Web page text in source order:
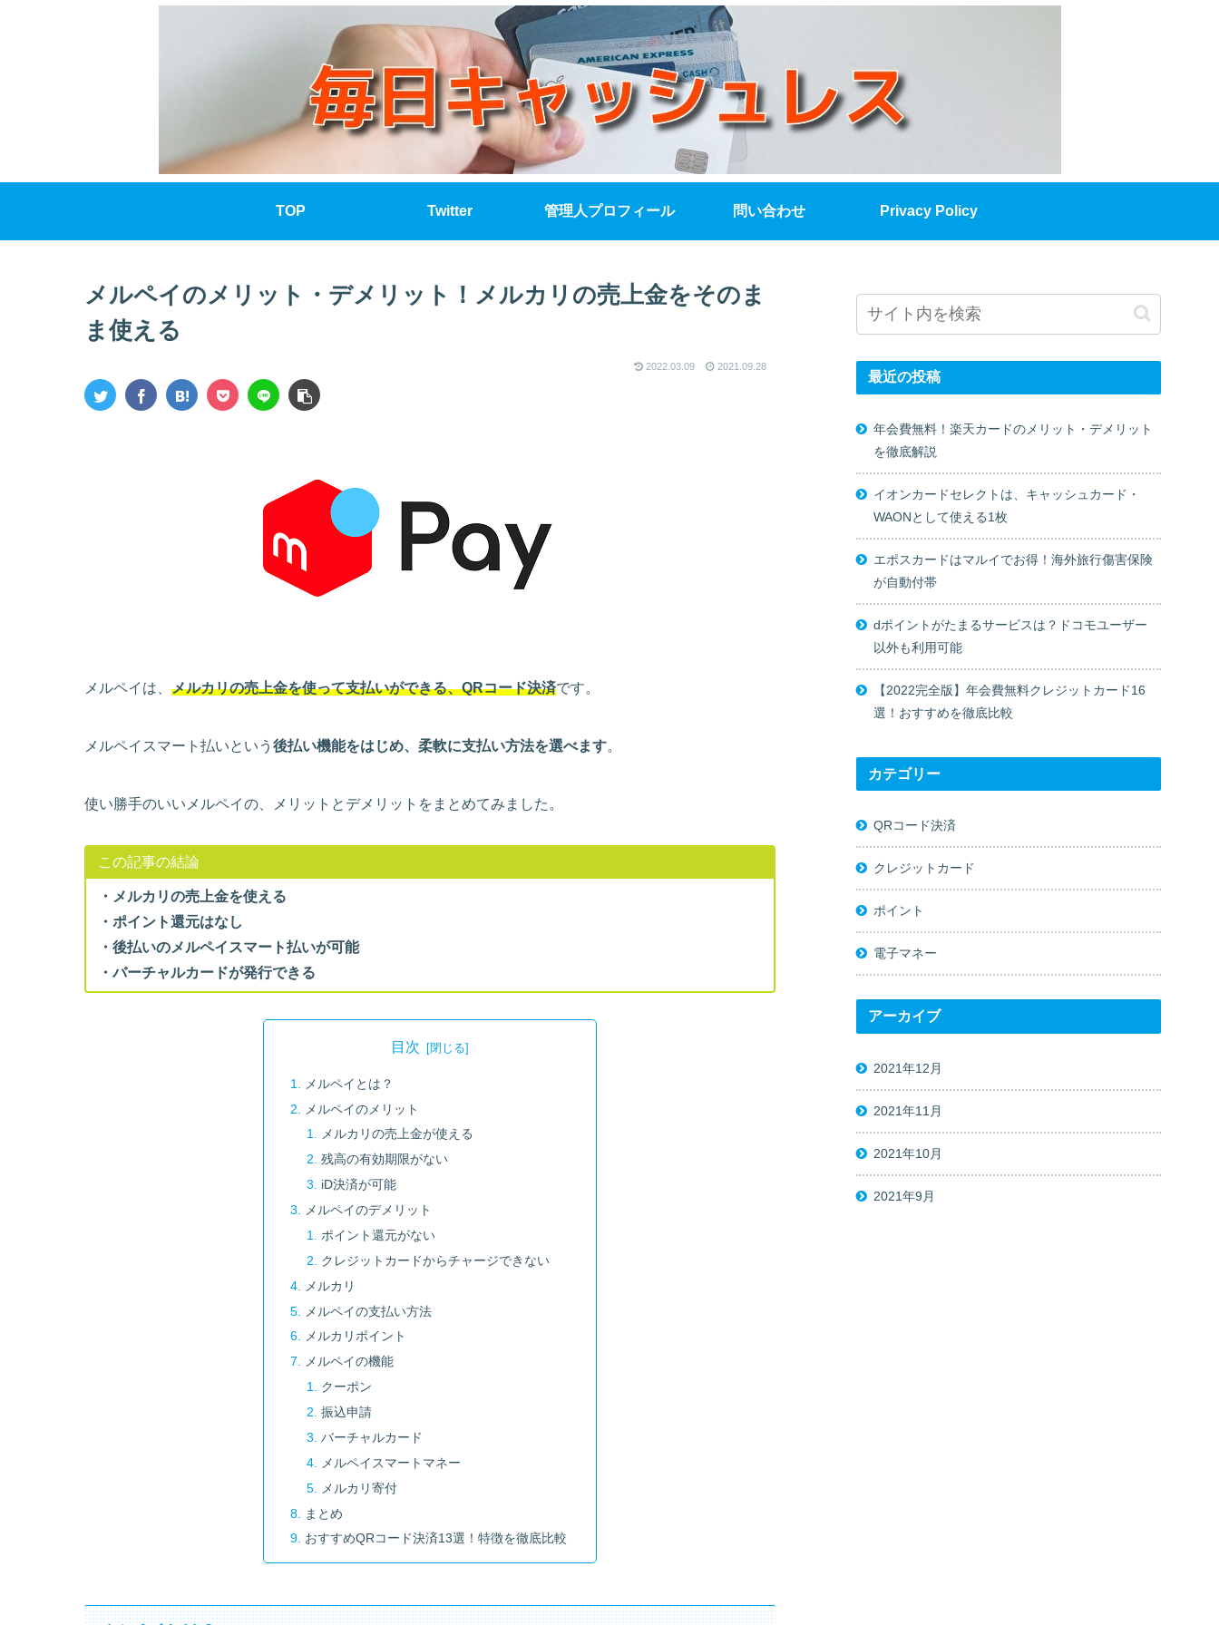
TOP Twitter 管理人プロフィール 問い合わせ Privacy Policy
メルペイのメリット・デメリット！メルカリの売上金をそのま
ま使える
2022.03.09 2021.09.28
メルペイは、 メルカリの売上金を使って支払いができる、QRコード決済です。
メルペイスマート払いという 後払い機能をはじめ、柔軟に支払い方法を選べます。
使い勝手のいいメルペイの、メリットとデメリットをまとめてみました。
この記事の結論
・メルカリの売上金を使える
・ポイント還元はなし
・後払いのメルペイスマート払いが可能
・バーチャルカードが発行できる
目次
メルペイとは？
メルペイのメリット
メルカリの売上金が使える
残高の有効期限がない
iD決済が可能
メルペイのデメリット
ポイント還元がない
クレジットカードからチャージできない
メルカリ
メルペイの支払い方法
メルカリポイント
メルペイの機能
クーポン
振込申請
バーチャルカード
メルペイスマートマネー
メルカリ寄付
まとめ
おすすめQRコード決済13選！特徴を徹底比較
最近の投稿
年会費無料！楽天カードのメリット・デメリット
を徹底解説
イオンカードセレクトは、キャッシュカード・
WAONとして使える1枚
エポスカードはマルイでお得！海外旅行傷害保険
が自動付帯
dポイントがたまるサービスは？ドコモユーザー
以外も利用可能
【2022完全版】年会費無料クレジットカード16
選！おすすめを徹底比較
カテゴリー
QRコード決済
クレジットカード
ポイント
電子マネー
アーカイブ
2021年12月
2021年11月
2021年10月
2021年9月